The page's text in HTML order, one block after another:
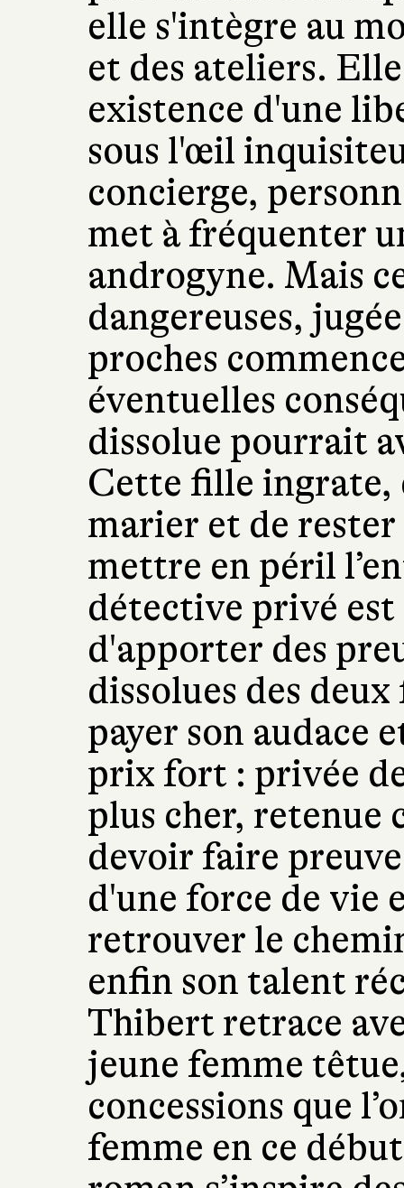
elle s'intègre au
et des ateliers.
existence d'une
sous l'œil
concierge,
met à fréquenter
androgyne. Mais
dangereuses,
proches
éventuelles
dissolue pourrait
Cette fille ingrate,
marier et de rester
mettre en péril
détective privé est
d'apporter des
dissolues des
payer son audace
prix fort : privée
plus cher, retenue
devoir faire
d'une force de vie
retrouver le
enfin son talent
Thibert retrace
jeune femme
concessions que
femme en ce